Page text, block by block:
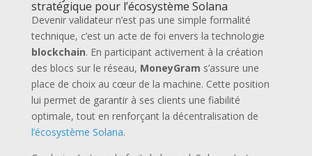
stratégique pour l’écosystème Solana
Devenir validateur n’est pas une simple formalité
technique, c’est un acte de foi envers la technologie
blockchain. En participant activement à la création
des blocs sur le réseau, MoneyGram s’assure une
place de choix au cœur de la machine. Cette position
lui permet de garantir à ses clients une fiabilité
optimale, tout en renforçant la décentralisation de
l’écosystème Solana.